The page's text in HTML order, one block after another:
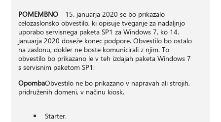
POMEMBNO15. januarja 2020 se bo prikazalo
celozaslonsko obvestilo, ki opisuje tveganje za nadaljnjo
uporabo servisnega paketa SP1 za Windows 7, ko 14.
januarja 2020 doseže konec podpore. Obvestilo bo ostalo
na zaslonu, dokler ne boste komunicirali z njim. To
obvestilo bo prikazano le v teh izdajah paketa Windows 7
s servisnim paketom SP1:
OpombaObvestilo ne bo prikazano v napravah ali strojih,
pridruženih domeni, v načinu kiosk.
Starter.